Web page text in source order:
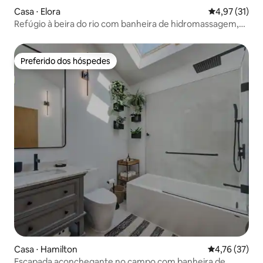
Casa ⋅ Elora 4,97 de uma
4,97 (31)
Refúgio à beira do rio com banheira de hidromassagem,
Preferido dos hóspedes
Preferido dos hóspedes
Casa ⋅ Hamilton 4,76 de uma
4,76 (37)